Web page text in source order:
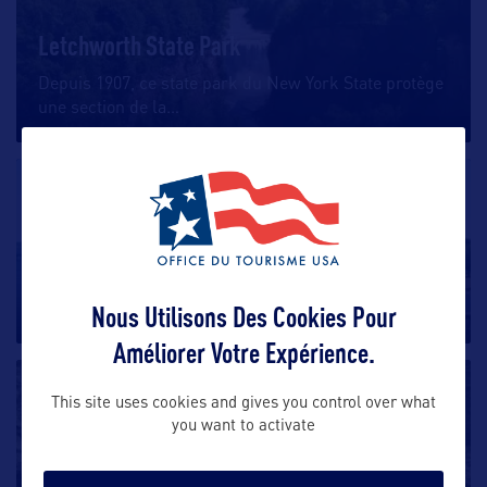
Letchworth State Park
Depuis 1907, ce state park du New York State protège
une section de la
Niagara, ouvrit la…
Nous Utilisons Des Cookies Pour
Améliorer Votre Expérience.
This site uses cookies and gives you control over what
you want to activate